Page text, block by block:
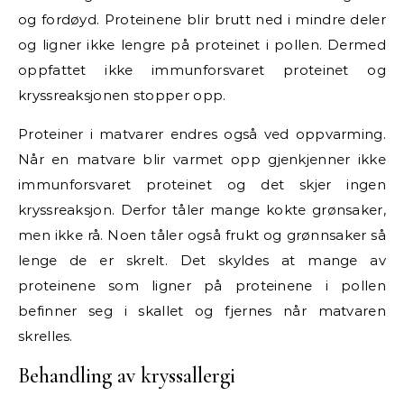
og fordøyd. Proteinene blir brutt ned i mindre deler
og ligner ikke lengre på proteinet i pollen. Dermed
oppfattet ikke immunforsvaret proteinet og
kryssreaksjonen stopper opp.
Proteiner i matvarer endres også ved oppvarming.
Når en matvare blir varmet opp gjenkjenner ikke
immunforsvaret proteinet og det skjer ingen
kryssreaksjon. Derfor tåler mange kokte grønsaker,
men ikke rå. Noen tåler også frukt og grønnsaker så
lenge de er skrelt. Det skyldes at mange av
proteinene som ligner på proteinene i pollen
befinner seg i skallet og fjernes når matvaren
skrelles.
Behandling av kryssallergi